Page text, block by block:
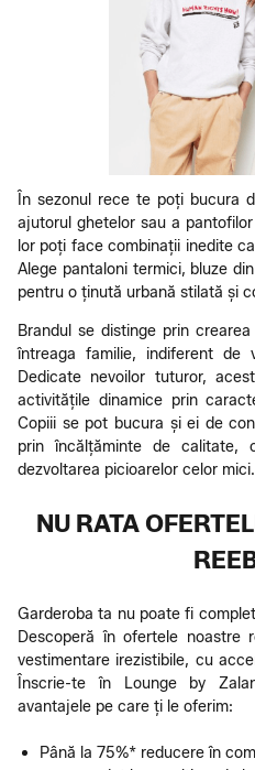
În sezonul rece te poți bucura
ajutorul ghetelor sau a
lor poți face combinații inedite
Alege pantaloni termici, bluze
pentru o ținută urbană stilată și
Brandul se distinge prin
întreaga familie, indiferent
Dedicate nevoilor tuturor,
activitățile dinamice prin
Copiii se pot bucura și ei de
prin încălțăminte de calitate,
dezvoltarea picioarelor celor mici.
NU RATA
Garderoba ta nu poate fi
Descoperă în ofertele noastre
vestimentare irezistibile, cu
Înscrie-te în Lounge by
avantajele pe care ți le oferim:
Până la 75%* reducere în